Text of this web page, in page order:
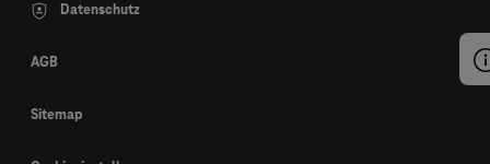
Datenschutz
AGB
Sitemap